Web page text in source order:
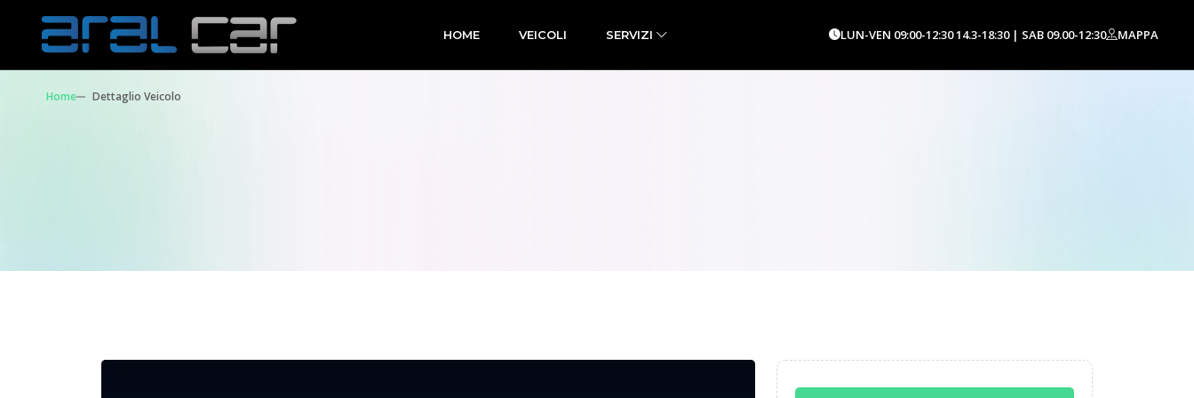
HOME VEICOLI SERVIZI LUN-VEN 09:00-12:30 14.3-18:30 | SAB 09.00-12:30 MAPPA
Home Dettaglio Veicolo